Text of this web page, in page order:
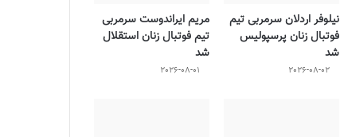
نیلوفر اردلان سرمربی تیم
فوتبال زنان پرسپولیس
شد
2026-08-02
مریم ایراندوست سرمربی
تیم فوتبال زنان استقلال
شد
2026-08-01